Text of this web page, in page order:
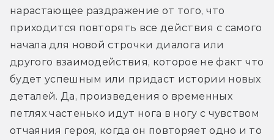
нарастающее раздражение от того, что
приходится повторять все действия с самого
начала для новой строчки диалога или
другого взаимодействия, которое не факт что
будет успешным или придаст истории новых
деталей. Да, произведения о временных
петлях частенько идут нога в ногу с чувством
отчаяния героя, когда он повторяет одно и то